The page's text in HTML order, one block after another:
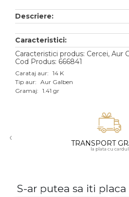
TIP METAL
Aur galben
Aur alb
Aur roz
Aur mixt
18K
Descriere:
Caracteristici:
Caracteristici produs: Cercei, Aur
Cod Produs: 666841
Carataj aur: 14 K
Tip aur: Aur Galben
Gramaj: 1.41 gr
‹ TRANSPORT
la plata cu cardul
S-ar putea sa iti placa